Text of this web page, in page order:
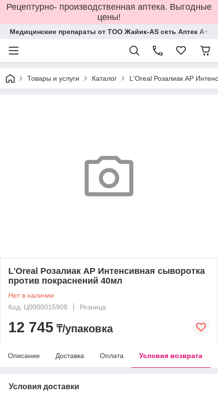
Рецептурно- производственная аптека. Выгодные
цены!
Медицинские препараты от ТОО Жайик-AS сеть Аптек А+
Товары и услуги Каталог L'Oreal Розалиак АР
L'Oreal Розалиак АР Интенсивная сыворотка
против покраснений 40мл
Нет в наличии
Код: Ц0000015908
Розница
12 745 ₸/упаковка
Описание Доставка Оплата Условия возврата
Условия доставки